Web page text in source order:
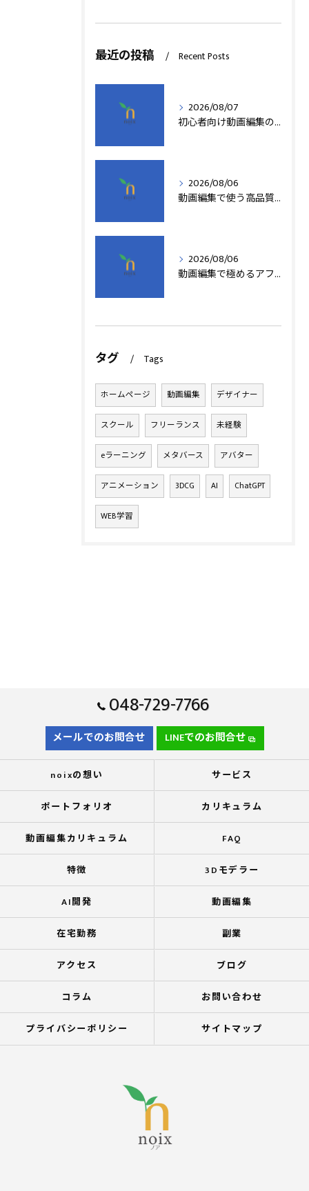
最近の投稿 Recent Posts
2026/08/07
初心者向け動画編集の簡単テクニック
2026/08/06
動画編集で使う高品質アフターエフェクトテンプレート活用術
2026/08/06
動画編集で極めるアフターエフェクト基本技術
タグ Tags
ホームページ 動画編集 デザイナー
スクール フリーランス 未経験
eラーニング メタバース アバター
アニメーション 3DCG AI ChatGPT
WEB学習
048-729-7766
メールでのお問合せ LINEでのお問合せ
noixの想い サービス
ポートフォリオ カリキュラム
動画編集カリキュラム FAQ
特徴 3Dモデラー
AI開発 動画編集
在宅勤務 副業
アクセス ブログ
コラム お問い合わせ
プライバシーポリシー サイトマップ